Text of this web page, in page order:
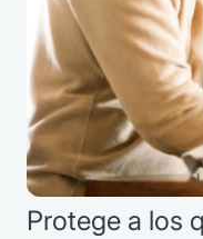
Protege a los